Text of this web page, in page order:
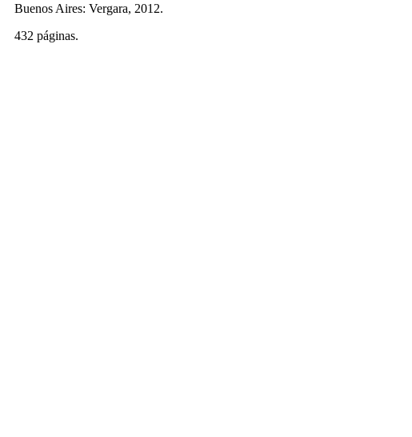
Buenos Aires: Vergara, 2012.
432 páginas.